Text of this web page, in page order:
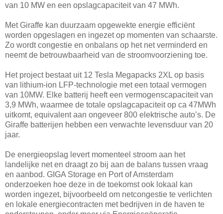
van 10 MW en een opslagcapaciteit van 47 MWh.
Met Giraffe kan duurzaam opgewekte energie efficiënt
worden opgeslagen en ingezet op momenten van schaarste.
Zo wordt congestie en onbalans op het net verminderd en
neemt de betrouwbaarheid van de stroomvoorziening toe.
Het project bestaat uit 12 Tesla Megapacks 2XL op basis
van lithium-ion LFP-technologie met een totaal vermogen
van 10MW. Elke batterij heeft een vermogenscapaciteit van
3,9 MWh, waarmee de totale opslagcapaciteit op ca 47MWh
uitkomt, equivalent aan ongeveer 800 elektrische auto’s. De
Giraffe batterijen hebben een verwachte levensduur van 20
jaar.
De energieopslag levert momenteel stroom aan het
landelijke net en draagt zo bij aan de balans tussen vraag
en aanbod. GIGA Storage en Port of Amsterdam
onderzoeken hoe deze in de toekomst ook lokaal kan
worden ingezet, bijvoorbeeld om netcongestie te verlichten
en lokale energiecontracten met bedrijven in de haven te